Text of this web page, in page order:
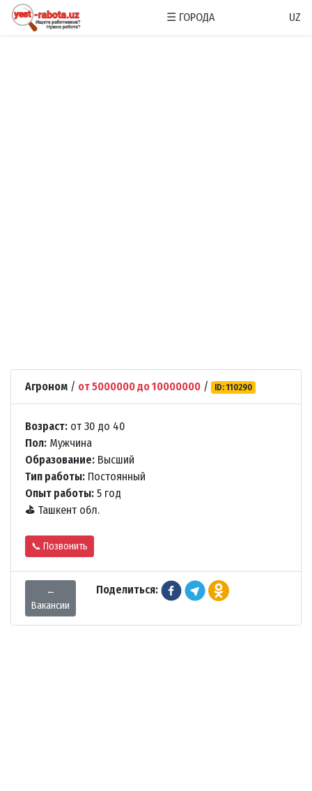
☰ ГОРОДА UZ
Агроном / от 5000000 до 10000000 / ID: 110290
Возраст: от 30 до 40
Пол: Мужчина
Образование: Высший
Тип работы: Постоянный
Опыт работы: 5 год
⛳ Ташкент обл.
📞 Позвонить
←
Вакансии
Поделиться: